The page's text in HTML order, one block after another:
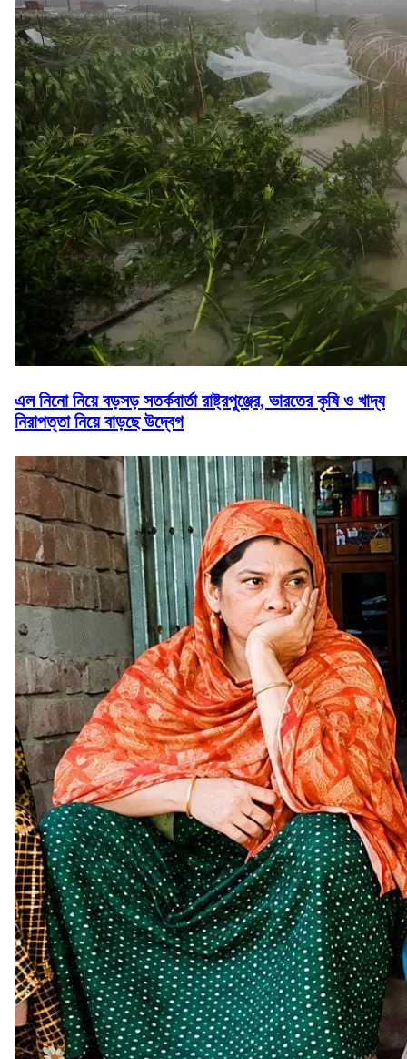
এল নিনো নিয়ে বড়সড় সতর্কবার্তা রাষ্ট্রপুঞ্জের, ভারতের কৃষি ও খাদ্য
নিরাপত্তা নিয়ে বাড়ছে উদ্বেগ